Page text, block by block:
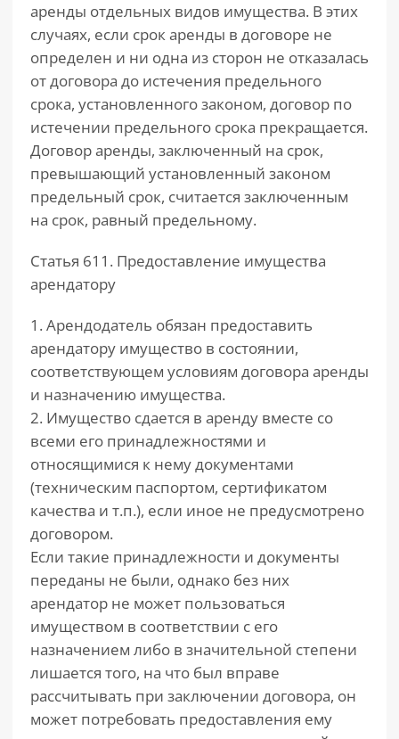
аренды отдельных видов имущества. В этих
случаях, если срок аренды в договоре не
определен и ни одна из сторон не отказалась
от договора до истечения предельного
срока, установленного законом, договор по
истечении предельного срока прекращается.
Договор аренды, заключенный на срок,
превышающий установленный законом
предельный срок, считается заключенным
на срок, равный предельному.
Статья 611. Предоставление имущества
арендатору
1. Арендодатель обязан предоставить
арендатору имущество в состоянии,
соответствующем условиям договора аренды
и назначению имущества.
2. Имущество сдается в аренду вместе со
всеми его принадлежностями и
относящимися к нему документами
(техническим паспортом, сертификатом
качества и т.п.), если иное не предусмотрено
договором.
Если такие принадлежности и документы
переданы не были, однако без них
арендатор не может пользоваться
имуществом в соответствии с его
назначением либо в значительной степени
лишается того, на что был вправе
рассчитывать при заключении договора, он
может потребовать предоставления ему